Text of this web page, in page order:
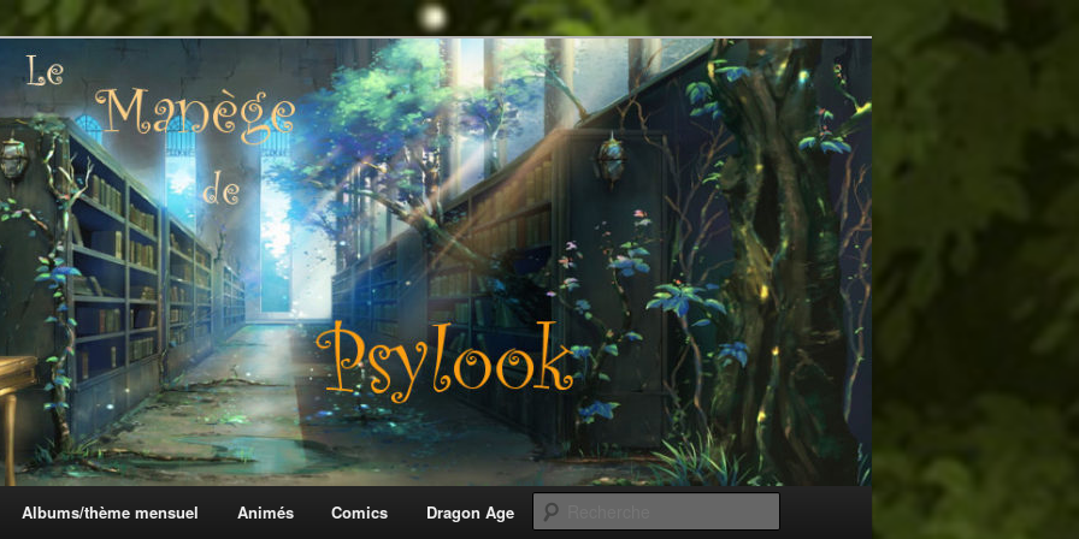
Psylook
Albums/thème mensuel Animés Comics Dragon Age